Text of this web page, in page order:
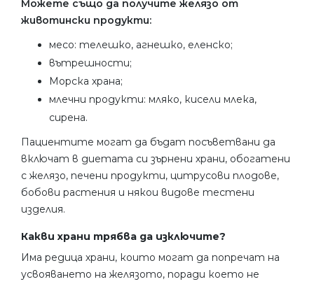
Можете също да получите желязо от
животински продукти:
месо: телешко, агнешко, еленско;
вътрешности;
Морска храна;
млечни продукти: мляко, кисели млека,
сирена.
Пациентите могат да бъдат посъветвани да
включат в диетата си зърнени храни, обогатени
с желязо, печени продукти, цитрусови плодове,
бобови растения и някои видове тестени
изделия.
Какви храни трябва да изключите?
Има редица храни, които могат да попречат на
усвояването на желязото, поради което не